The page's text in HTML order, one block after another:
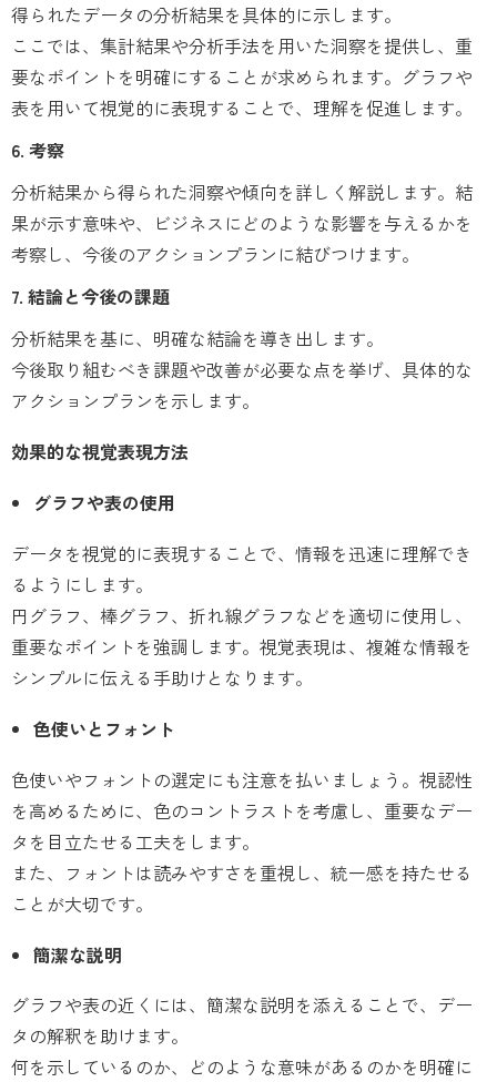
得られたデータの分析結果を具体的に示します。
ここでは、集計結果や分析手法を用いた洞察を提供し、重
要なポイントを明確にすることが求められます。グラフや
表を用いて視覚的に表現することで、理解を促進します。
6. 考察
分析結果から得られた洞察や傾向を詳しく解説します。結
果が示す意味や、ビジネスにどのような影響を与えるかを
考察し、今後のアクションプランに結びつけます。
7. 結論と今後の課題
分析結果を基に、明確な結論を導き出します。
今後取り組むべき課題や改善が必要な点を挙げ、具体的な
アクションプランを示します。
効果的な視覚表現方法
グラフや表の使用
データを視覚的に表現することで、情報を迅速に理解でき
るようにします。
円グラフ、棒グラフ、折れ線グラフなどを適切に使用し、
重要なポイントを強調します。視覚表現は、複雑な情報を
シンプルに伝える手助けとなります。
色使いとフォント
色使いやフォントの選定にも注意を払いましょう。視認性
を高めるために、色のコントラストを考慮し、重要なデー
タを目立たせる工夫をします。
また、フォントは読みやすさを重視し、統一感を持たせる
ことが大切です。
簡潔な説明
グラフや表の近くには、簡潔な説明を添えることで、デー
タの解釈を助けます。
何を示しているのか、どのような意味があるのかを明確に